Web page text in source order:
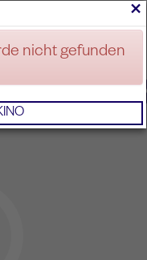
ANMELDEN
×
nicht gefunden